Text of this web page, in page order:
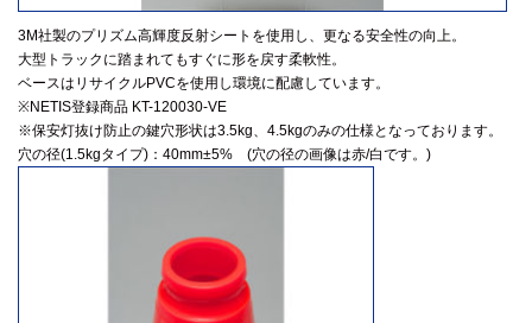
3M社製のプリズム高輝度反射シートを使用し、更なる安全性の向上。
大型トラックに踏まれてもすぐに形を戻す柔軟性。
ベースはリサイクルPVCを使用し環境に配慮しています。
※NETIS登録商品 KT-120030-VE
※保安灯抜け防止の鍵穴形状は3.5kg、4.5kgのみの仕様となっております。
穴の径(1.5kgタイプ)：40mm±5% (穴の径の画像は赤/白です。)